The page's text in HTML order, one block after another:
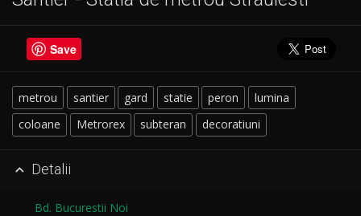
Save
metrou santier gard statie peron
lumina
coloane
Metrorex subteran decoratiuni
 Detalii
Bd. Bucurestii Noi